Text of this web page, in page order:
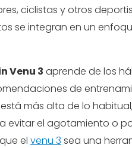
ciclistas y otros
se integran en un
Venu 3 aprende de los
de
más alta de lo
el agotamiento o
el venu 3 sea una